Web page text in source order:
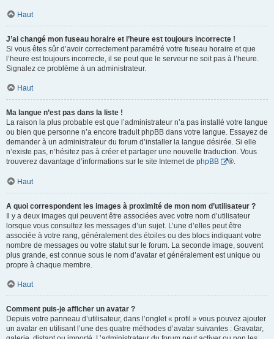
Haut
J’ai changé mon fuseau horaire et l’heure est toujours incorrecte !
Si vous êtes sûr d’avoir correctement paramétré votre fuseau horaire et que
l’heure est toujours incorrecte, il se peut que le serveur ne soit pas à l’heure.
Signalez ce problème à un administrateur.
Haut
Ma langue n’est pas dans la liste !
La raison la plus probable est que l’administrateur n’a pas installé votre langue
ou bien que personne n’a encore traduit phpBB dans votre langue. Essayez de
demander à un administrateur du forum d’installer la langue désirée. Si elle
n’existe pas, n’hésitez pas à créer et partager une nouvelle traduction. Vous
trouverez davantage d’informations sur le site Internet de phpBB ®.
Haut
A quoi correspondent les images à proximité de mon nom d’utilisateur ?
Il y a deux images qui peuvent être associées avec votre nom d’utilisateur
lorsque vous consultez les messages d’un sujet. L’une d’elles peut être
associée à votre rang, généralement des étoiles ou des blocs indiquant votre
nombre de messages ou votre statut sur le forum. La seconde image, souvent
plus grande, est connue sous le nom d’avatar et généralement est unique ou
propre à chaque membre.
Haut
Comment puis-je afficher un avatar ?
Depuis votre panneau d’utilisateur, dans l’onglet « profil » vous pouvez ajouter
un avatar en utilisant l’une des quatre méthodes d’avatar suivantes : Gravatar,